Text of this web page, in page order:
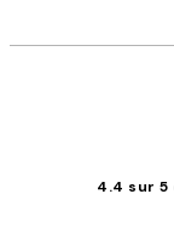
4.4 sur 5